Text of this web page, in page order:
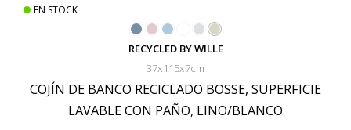
EN STOCK
RECYCLED BY WILLE
37x115x7cm
COJÍN DE BANCO RECICLADO BOSSE, SUPERFICIE
LAVABLE CON PAÑO, LINO/BLANCO